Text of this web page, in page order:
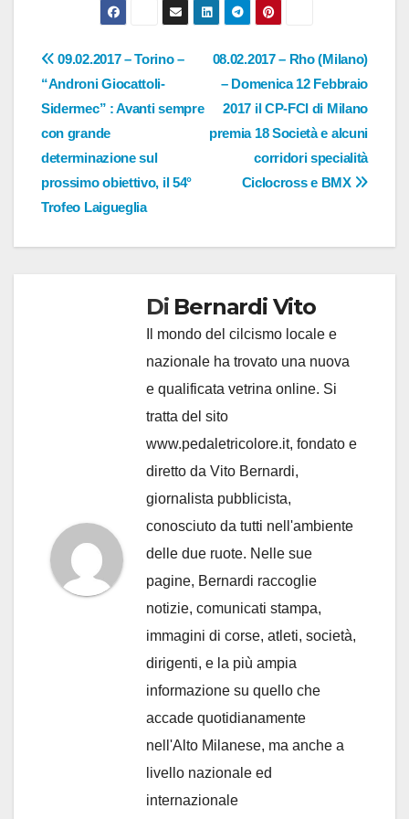
Navigazione
articoli
08.02.2017 – Rho (Milano)
– Domenica 12 Febbraio
2017 il CP-FCI di Milano
premia 18 Società e alcuni
corridori specialità
Ciclocross e BMX
09.02.2017 – Torino –
“Androni Giocattoli-
Sidermec” : Avanti sempre
con grande
determinazione sul
prossimo obiettivo, il 54°
Trofeo Laigueglia
Di Bernardi Vito
Il mondo del cilcismo locale e
nazionale ha trovato una nuova
e qualificata vetrina online. Si
tratta del sito
www.pedaletricolore.it, fondato e
diretto da Vito Bernardi,
giornalista pubblicista,
conosciuto da tutti nell'ambiente
delle due ruote. Nelle sue
pagine, Bernardi raccoglie
notizie, comunicati stampa,
immagini di corse, atleti, società,
dirigenti, e la più ampia
informazione su quello che
accade quotidianamente
nell'Alto Milanese, ma anche a
livello nazionale ed
internazionale